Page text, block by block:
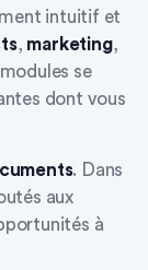
intuitif et
, marketing,
se
dont vous
. Dans
aux
à